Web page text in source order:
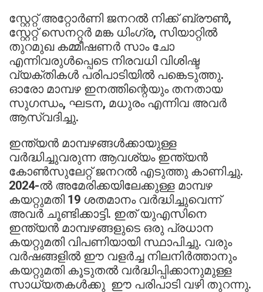
സ്റ്റേറ്റ് അറ്റോർണി ജനറൽ നിക്ക് ബ്രൗൺ,
സ്റ്റേറ്റ് സെനറ്റർ മങ്ക ധിംഗ്ര, സിയാറ്റിൽ
തുറമുഖ കമ്മീഷണർ സാം ചോ
എന്നിവരുൾപ്പെടെ നിരവധി വിശിഷ്ട
വ്യക്തികൾ പരിപാടിയിൽ പങ്കെടുത്തു.
ഓരോ മാമ്പഴ ഇനത്തിന്റെയും തനതായ
സുഗന്ധം, ഘടന, മധുരം എന്നിവ അവർ
ആസ്വദിച്ചു.
ഇന്ത്യൻ മാമ്പഴങ്ങൾക്കായുള്ള
വർദ്ധിച്ചുവരുന്ന ആവശ്യം ഇന്ത്യൻ
കോൺസുലേറ്റ് ജനറൽ എടുത്തു കാണിച്ചു.
2024-ൽ അമേരിക്കയിലേക്കുള്ള മാമ്പഴ
കയറ്റുമതി 19 ശതമാനം വർദ്ധിച്ചുവെന്ന്
അവർ ചൂണ്ടിക്കാട്ടി. ഇത് യുഎസിനെ
ഇന്ത്യൻ മാമ്പഴങ്ങളുടെ ഒരു പ്രധാന
കയറ്റുമതി വിപണിയായി സ്ഥാപിച്ചു. വരും
വർഷങ്ങളിൽ ഈ വളർച്ച നിലനിർത്താനും
കയറ്റുമതി കൂടുതൽ വർദ്ധിപ്പിക്കാനുമുള്ള
സാധ്യതകൾക്കു ഈ പരിപാടി വഴി തുറന്നു.